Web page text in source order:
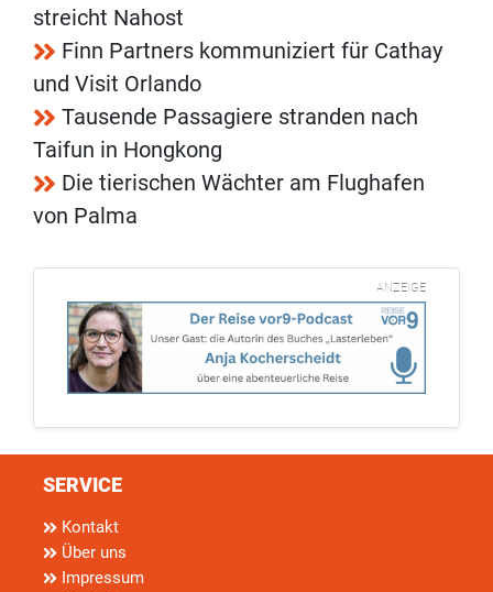
streicht Nahost
Finn Partners kommuniziert für Cathay
und Visit Orlando
Tausende Passagiere stranden nach
Taifun in Hongkong
Die tierischen Wächter am Flughafen
von Palma
ANZEIGE
SERVICE
Kontakt
Über uns
Impressum